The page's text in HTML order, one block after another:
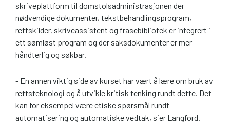
skriveplattform til domstolsadministrasjonen der
nødvendige dokumenter, tekstbehandlingsprogram,
rettskilder, skriveassistent og frasebibliotek er integrert i
ett sømløst program og der saksdokumenter er mer
håndterlig og søkbar.
- En annen viktig side av kurset har vært å lære om bruk av
rettsteknologi og å utvikle kritisk tenking rundt dette. Det
kan for eksempel være etiske spørsmål rundt
automatisering og automatiske vedtak, sier Langford.